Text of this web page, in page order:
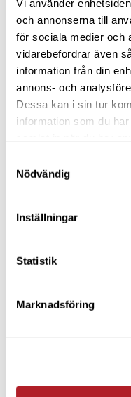
Vi använder
och annonserna till
för sociala medier och
vidarebefordrar även
information från din
annons- och
Dessa kan i sin tur
information som du
Nödvändig
Inställningar
Statistik
Marknadsföring